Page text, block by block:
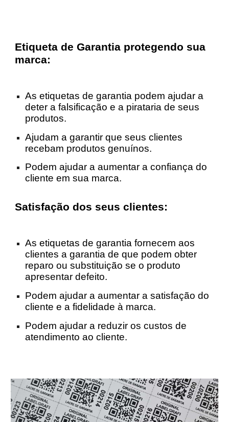
Etiqueta de Garantia protegendo sua
marca:
As etiquetas de garantia podem ajudar a
deter a falsificação e a pirataria de seus
produtos.
Ajudam a garantir que seus clientes
recebam produtos genuínos.
Podem ajudar a aumentar a confiança do
cliente em sua marca.
Satisfação dos seus clientes:
As etiquetas de garantia fornecem aos
clientes a garantia de que podem obter
reparo ou substituição se o produto
apresentar defeito.
Podem ajudar a aumentar a satisfação do
cliente e a fidelidade à marca.
Podem ajudar a reduzir os custos de
atendimento ao cliente.